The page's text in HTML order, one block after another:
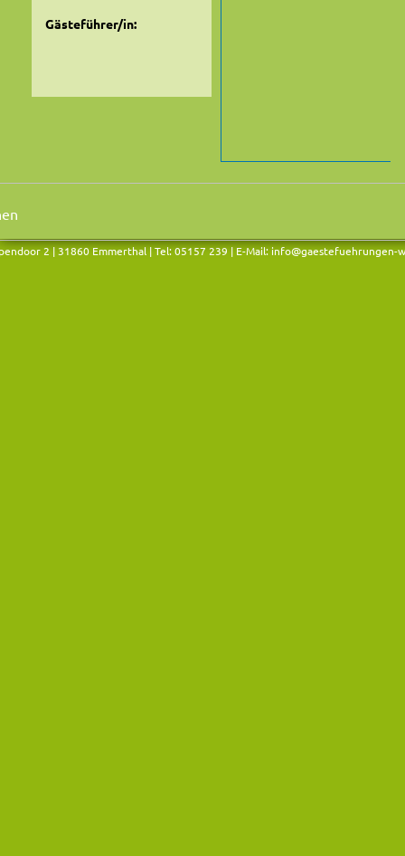
Gästeführer/in:
2 | 31860 Emmerthal | Tel: 05157 239 | E-Mail:info@gaestefuehrungen-